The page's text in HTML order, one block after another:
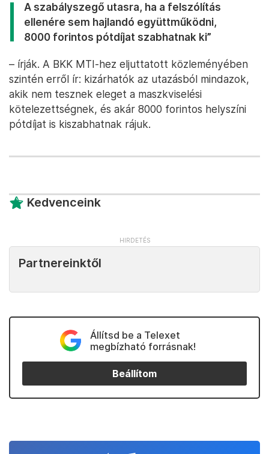
A szabályszegő utasra, ha a felszólítás
ellenére sem hajlandó együttműködni,
8000 forintos pótdíjat szabhatnak ki”
– írják. A BKK MTI-hez eljuttatott közleményében
szintén erről ír: kizárhatók az utazásból mindazok,
akik nem tesznek eleget a maszkviselési
kötelezettségnek, és akár 8000 forintos helyszíni
pótdíjat is kiszabhatnak rájuk.
Kedvenceink
Partnereinktől
Állítsd be a Telexet
megbízható forrásnak!
Beállítom